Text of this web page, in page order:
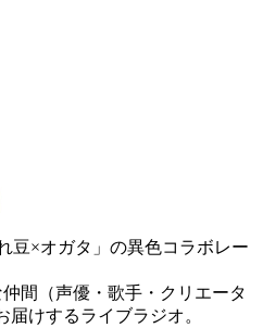
豆×オガタ」の異色コラボレー
間（声優・歌手・クリエータ
けするライブラジオ。